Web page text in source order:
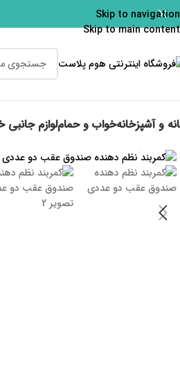
Skip to navigation
Skip to main content
و آشپزخانهخواب و حماملوازم جانبی